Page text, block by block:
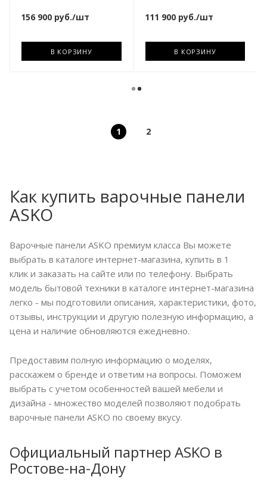
156 900 руб./шт
В КОРЗИНУ
111 900руб./шт
В КОРЗИНУ
1 2
Как купить варочные панели
ASKO
Варочные панели ASKO премиум класса Вы можете
выбрать в каталоге интернет-магазина, купить в 1
клик и заказать на сайте или по телефону. Выбрать
модель бытовой техники в каталоге интернет-магазина
легко - мы подготовили описания, характеристики, фото,
отзывы, инструкции и другую полезную информацию, а
цена и наличие обновляются ежедневно.
Предоставим полную информацию о моделях,
расскажем о бренде и ответим на вопросы. Поможем
выбрать с учетом особенностей вашей мебели и
дизайна - множество моделей позволяют подобрать
варочные панели ASKO по своему вкусу.
Официальный партнер ASKO в
Ростове-на-Дону